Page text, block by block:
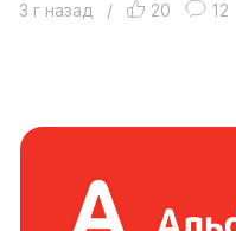
3 г назад / 20 12